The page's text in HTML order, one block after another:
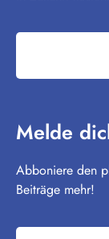
Melde
Abboniere den
Beiträge mehr!